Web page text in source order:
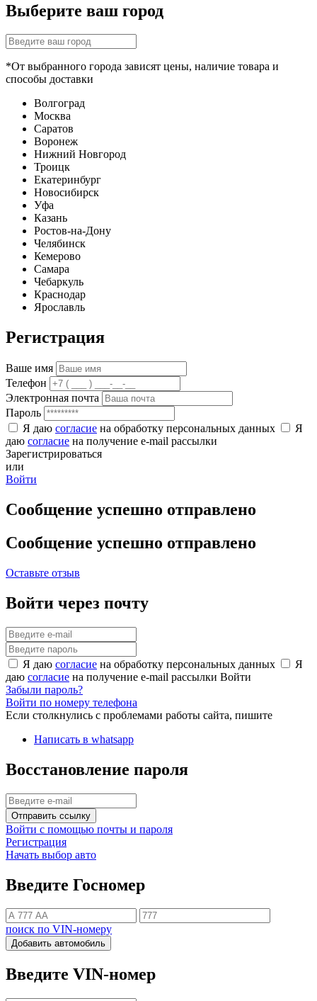
Выберите ваш город
*От выбранного города зависят цены, наличие товара и
способы доставки
Волгоград
Москва
Саратов
Воронеж
Нижний Новгород
Троицк
Екатеринбург
Новосибирск
Уфа
Казань
Ростов-на-Дону
Челябинск
Кемерово
Самара
Чебаркуль
Краснодар
Ярославль
Регистрация
Ваше имя
Телефон
Электронная почта
Пароль
Я даю согласие на обработку персональных данных
Я
даю согласие на получение e-mail рассылки
Зарегистрироваться
или
Войти
Сообщение успешно отправлено
Сообщение успешно отправлено
Оставьте отзыв
Войти через почту
Я даю согласие на обработку персональных данных
Я
даю согласие на получение e-mail рассылки Войти
Забыли пароль?
Войти по номеру телефона
Если столкнулись с проблемами работы сайта, пишите
Написать в whatsapp
Восстановление пароля
Отправить ссылку
Войти с помощью почты и пароля
Регистрация
Начать выбор авто
Введите Госномер
поиск по VIN-номеру
Добавить автомобиль
Введите VIN-номер